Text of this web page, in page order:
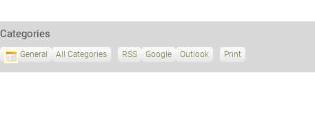
Categories
General All Categories RSS
S
Google
S
Outlook Print